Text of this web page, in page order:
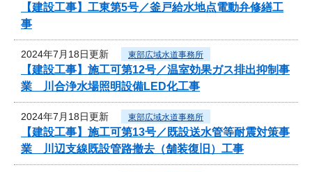
【建設工事】工東第5号／釜戸給水地点電動弁修繕工
事
2024年7月18日更新 東部広域水道事務所
【建設工事】施工可第12号／温室効果ガス排出抑制事
業 川合浄水場照明設備LED化工事
2024年7月18日更新 東部広域水道事務所
【建設工事】施工可第13号／既設送水管等耐震対策事
業 川辺支線既設管路撤去（舗装復旧）工事